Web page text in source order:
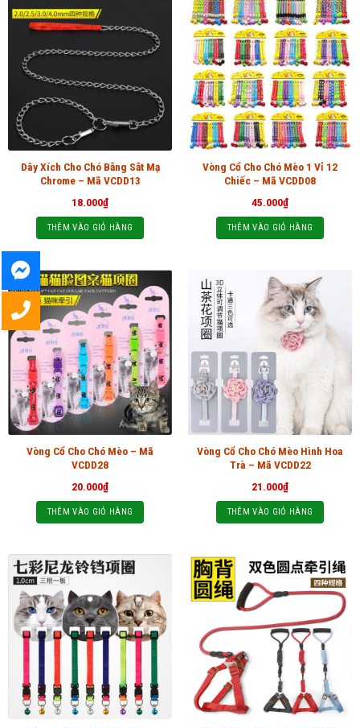
Dây Xích Cho Chó Bằng Sắt Mạ
Chrome – Mã VCDD13
18.000₫
THÊM VÀO GIỎ HÀNG
Vòng Cổ Cho Chó Mèo 1 Vỉ 12
Chiếc – Mã VCDD08
45.000₫
THÊM VÀO GIỎ HÀNG
Vòng Cổ Cho Chó Mèo – Mã
VCDD28
20.000₫
THÊM VÀO GIỎ HÀNG
Vòng Cổ Cho Chó Mèo Hình Hoa
Trà – Mã VCDD22
21.000₫
THÊM VÀO GIỎ HÀNG